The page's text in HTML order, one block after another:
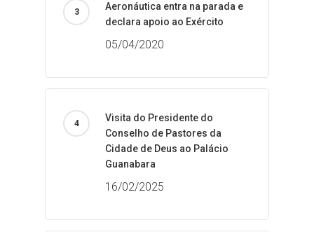
Aeronáutica entra na parada e
declara apoio ao Exército
05/04/2020
Visita do Presidente do
Conselho de Pastores da
Cidade de Deus ao Palácio
Guanabara
16/02/2025